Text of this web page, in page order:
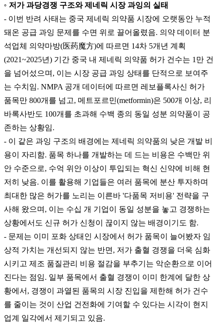
◦ 저가 과당경쟁 구조와 제네릭 시장 과잉의 실태
- 이번 반려 사태는 중국 제네릭 의약품 시장에 오랫동안 누적
돼온 공급 과잉 문제를 수면 위로 끌어올렸음. 의약 데이터 분
석업체 의약마방(医药魔方)에 따르면 14차 5개년 계획
(2021~2025년) 기간 중국 내 제네릭 의약품 허가 건수는 1만 건
을 넘어섰으며, 이는 시장 공급 과잉 상태를 단적으로 보여주
는 수치임. NMPA 공개 데이터에 따르면 레보플록사신 허가
품목만 800개를 넘고, 메트포르민(metformin)은 500개 이상, 리
바록사반도 100개를 초과해 수백 종의 동일 성분 의약품이 공
존하는 상황임.
- 이 같은 과잉 구조의 배경에는 제네릭 의약품의 낮은 개발 비
용이 자리함. 품목 하나를 개발하는 데 드는 비용은 수백만 위
안 수준으로, 수억 위안 이상이 투입되는 혁신 신약에 비해 현
저히 낮음. 이를 활용해 기업들은 여러 품목에 분산 투자하며
최대한 많은 허가를 노리는 이른바 '다품목 저비용' 전략을 구
사해 왔으며, 이는 수십 개 기업이 동일 성분을 놓고 경쟁하는
상황에서도 신규 허가 신청이 끊이지 않는 배경이기도 함.
- 문제는 이미 포화 상태인 시장에서 허가 품목이 늘어봤자 임
상적 가치는 개선되지 않는 반면, 저가 출혈 경쟁을 더욱 심화
시키고 제조 품질관리 비용 절감을 부추기는 악순환으로 이어
진다는 점임. 일부 품목에서 출혈 경쟁이 이미 한계에 달한 상
황에서, 경쟁이 과열된 품목의 시장 진입을 제한해 허가 건수
를 줄이는 것이 산업 건전화에 기여할 수 있다는 시각이 현지
업계 일각에서 제기되고 있음.